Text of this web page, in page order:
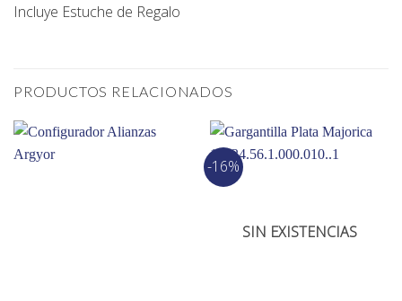
Incluye Estuche de Regalo
PRODUCTOS RELACIONADOS
-16%
SIN EXISTENCIAS